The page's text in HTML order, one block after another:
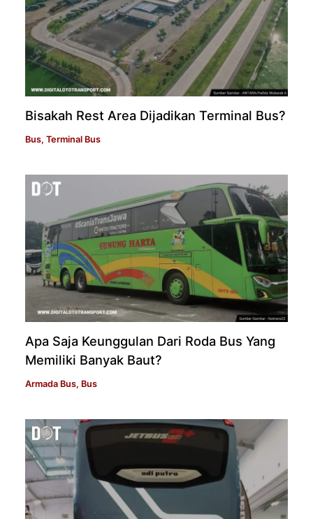
Bisakah Rest Area Dijadikan Terminal Bus?
Bus,Terminal Bus
Apa Saja Keunggulan Dari Roda Bus Yang
Memiliki Banyak Baut?
Armada Bus, Bus